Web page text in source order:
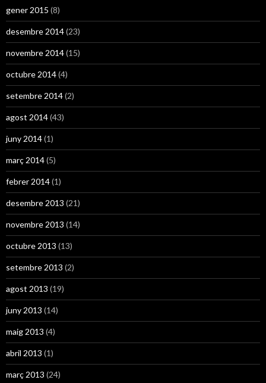
gener 2015 (8)
desembre 2014(23)
novembre 2014(15)
octubre 2014(4)
setembre 2014(2)
agost 2014(43)
juny 2014(1)
març 2014(5)
febrer 2014(1)
desembre 2013 (21)
novembre 2013 (14)
octubre 2013 (13)
setembre 2013 (2)
agost 2013 (19)
juny 2013 (14)
maig 2013 (4)
abril 2013 (1)
març 2013 (24)